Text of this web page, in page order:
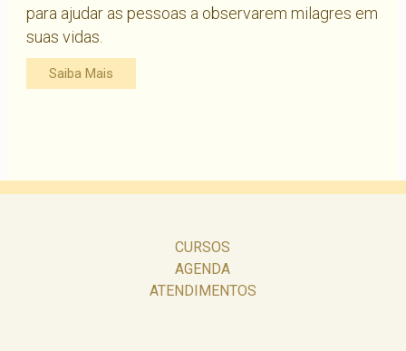
para ajudar as pessoas a observarem milagres em
suas vidas.
Saiba Mais
CURSOS
AGENDA
ATENDIMENTOS